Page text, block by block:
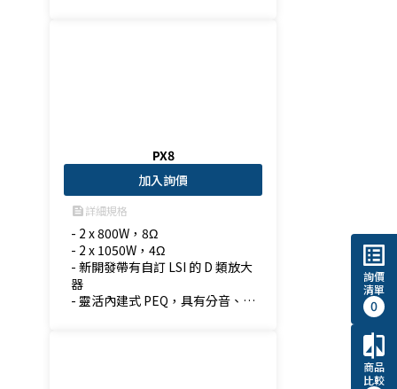
PX8
加入詢價
feed詳細規格
- 2 x 800W，8Ω
- 2 x 1050W，4Ω
- 新開發帶有自訂 LSI 的 D 類放大
器
- 靈活內建式 PEQ，具有分音、濾
list_alt
詢價
清單
0
compare
商品
比較